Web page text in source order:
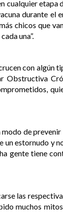
cualquier etapa
durante el
chicos que
una”.
con algún
Obstructiva
de
estornudo y
gente tiene
las
muchos